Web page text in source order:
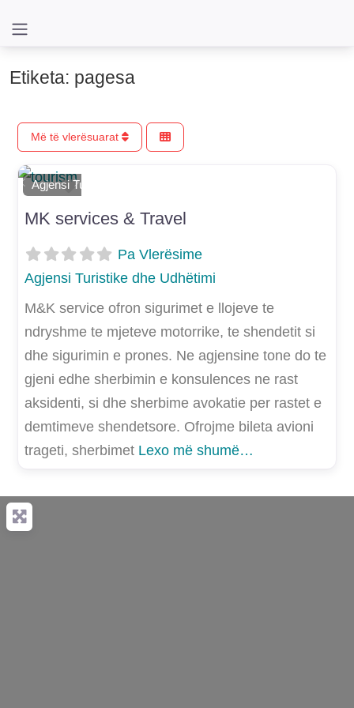
Etiketa: pagesa
Më të vlerësuarat
Shtoje si të preferuar
Agjensi Turistike dhe Udhëtimi
E mëparshme
Më Tej
MK services & Travel
Pa Vlerësime
Agjensi Turistike dhe Udhëtimi
M&K service ofron sigurimet e llojeve te
ndryshme te mjeteve motorrike, te shendetit si
dhe sigurimin e prones. Ne agjensine tone do te
gjeni edhe sherbimin e konsulences ne rast
aksidenti, si dhe sherbime avokatie per rastet e
demtimeve shendetsore. Ofrojme bileta avioni
trageti, sherbimet Lexo më shumë…